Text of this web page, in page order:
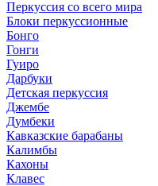
Перкуссия со всего мира
Блоки перкуссионные
Бонго
Гонги
Гуиро
Дарбуки
Детская перкуссия
Джембе
Думбеки
Кавказские барабаны
Калимбы
Кахоны
Клавес